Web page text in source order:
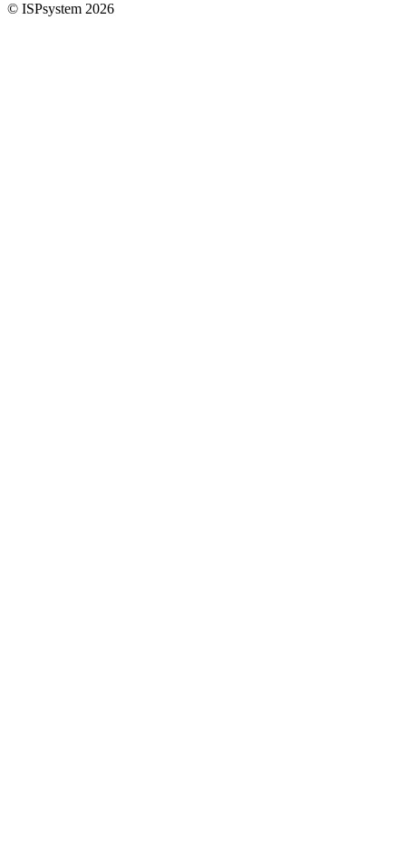
© ISPsystem 2026